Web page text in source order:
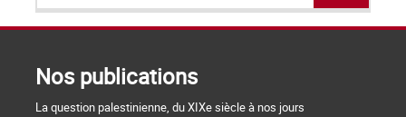
Nos publications
La question palestinienne, du XIXe siècle à nos jours